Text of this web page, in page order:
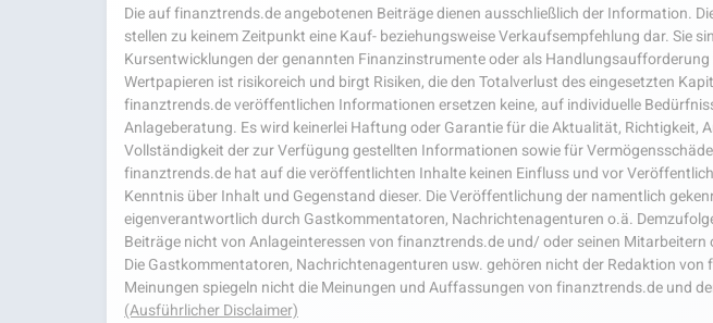
Die auf finanztrends.de angebotenen Beiträge dienen ausschließlich der Information.
stellen zu keinem Zeitpunkt eine Kauf- beziehungsweise Verkaufsempfehlung dar. Sie
Kursentwicklungen der genannten Finanzinstrumente oder als Handlungsaufforderung
Wertpapieren ist risikoreich und birgt Risiken, die den Totalverlust des eingesetzten
finanztrends.de veröffentlichen Informationen ersetzen keine, auf individuelle
Anlageberatung. Es wird keinerlei Haftung oder Garantie für die Aktualität, Richtigkeit,
Vollständigkeit der zur Verfügung gestellten Informationen sowie für
finanztrends.de hat auf die veröffentlichten Inhalte keinen Einfluss und vor
Kenntnis über Inhalt und Gegenstand dieser. Die Veröffentlichung der namentlich
eigenverantwortlich durch Gastkommentatoren, Nachrichtenagenturen o.ä.
Beiträge nicht von Anlageinteressen von finanztrends.de und/ oder seinen Mitarbeitern
Die Gastkommentatoren, Nachrichtenagenturen usw. gehören nicht der Redaktion von
Meinungen spiegeln nicht die Meinungen und Auffassungen von finanztrends.de und
(Ausführlicher Disclaimer)